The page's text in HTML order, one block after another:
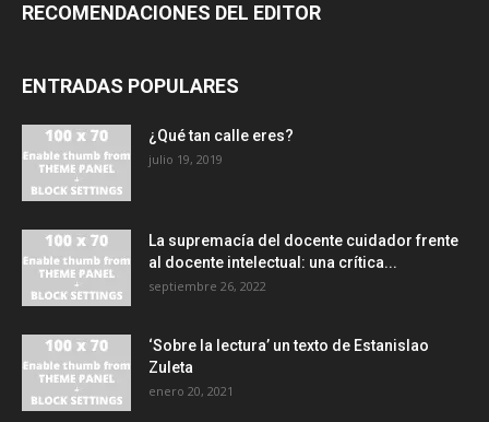
RECOMENDACIONES DEL EDITOR
ENTRADAS POPULARES
¿Qué tan calle eres?
julio 19, 2019
La supremacía del docente cuidador frente
al docente intelectual: una crítica...
septiembre 26, 2022
‘Sobre la lectura’ un texto de Estanislao
Zuleta
enero 20, 2021